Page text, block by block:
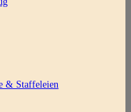
& Staffeleien